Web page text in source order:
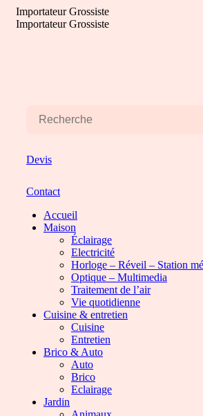
Aller
Importateur Grossiste
Importateur Grossiste
Devis
Contact
Accueil
Maison
Éclairage
Electricité
Horloge – Réveil – Station
Optique – Multimedia
Traitement de l’air
Vie quotidienne
Cuisine & entretien
Cuisine
Entretien
Brico & Auto
Auto
Brico
Eclairage
Jardin